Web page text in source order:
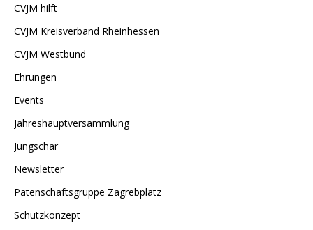
CVJM hilft
CVJM Kreisverband Rheinhessen
CVJM Westbund
Ehrungen
Events
Jahreshauptversammlung
Jungschar
Newsletter
Patenschaftsgruppe Zagrebplatz
Schutzkonzept